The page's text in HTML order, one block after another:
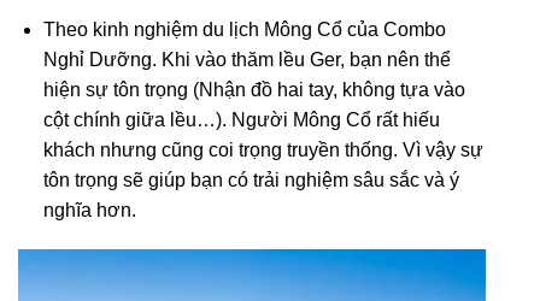
Theo kinh nghiệm du lịch Mông Cổ của Combo
Nghỉ Dưỡng. Khi vào thăm lều Ger, bạn nên thể
hiện sự tôn trọng (Nhận đồ hai tay, không tựa vào
cột chính giữa lều…). Người Mông Cổ rất hiếu
khách nhưng cũng coi trọng truyền thống. Vì vậy sự
tôn trọng sẽ giúp bạn có trải nghiệm sâu sắc và ý
nghĩa hơn.